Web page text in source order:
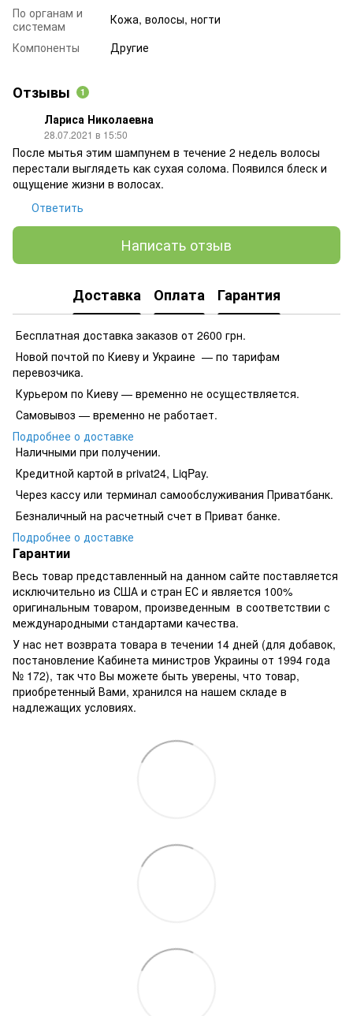
По органам и
системам
Кожа, волосы, ногти
Компоненты
Другие
Отзывы 1
Лариса Николаевна
28.07.2021 в 15:50
После мытья этим шампунем в течение 2 недель волосы
перестали выглядеть как сухая солома. Появился блеск и
ощущение жизни в волосах.
Ответить
Написать отзыв
Доставка Оплата Гарантия
Бесплатная доставка заказов от 2600 грн.
Новой почтой по Киеву и Украине — по тарифам
перевозчика.
Курьером по Киеву — временно не осуществляется.
Самовывоз — временно не работает.
Подробнее о доставке
Наличными при получении.
Кредитной картой в privat24, LiqPay.
​​​​Через кассу или терминал самообслуживания Приватбанк.
​​​​Безналичный на расчетный счет в Приват банке.
Подробнее о доставке
Гарантии
Весь товар представленный на данном сайте поставляется
исключительно из США и стран ЕС и является 100%
оригинальным товаром, произведенным в соответствии с
международными стандартами качества.
У нас нет возврата товара в течении 14 дней (для добавок,
постановление Кабинета министров Украины от 1994 года
№ 172), так что Вы можете быть уверены, что товар,
приобретенный Вами, хранился на нашем складе в
надлежащих условиях.